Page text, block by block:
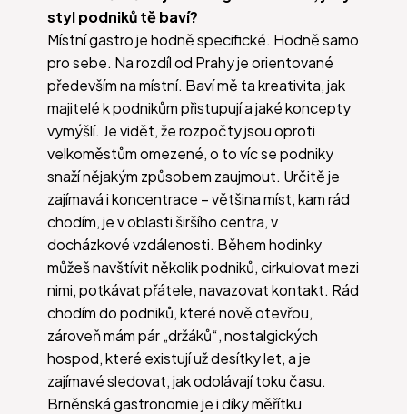
styl podniků tě baví?
Místní gastro je hodně specifické. Hodně samo
pro sebe. Na rozdíl od Prahy je orientované
především na místní. Baví mě ta kreativita, jak
majitelé k podnikům přistupují a jaké koncepty
vymýšlí. Je vidět, že rozpočty jsou oproti
velkoměstům omezené, o to víc se podniky
snaží nějakým způsobem zaujmout. Určitě je
zajímavá i koncentrace – většina míst, kam rád
chodím, je v oblasti širšího centra, v
docházkové vzdálenosti. Během hodinky
můžeš navštívit několik podniků, cirkulovat mezi
nimi, potkávat přátele, navazovat kontakt. Rád
chodím do podniků, které nově otevřou,
zároveň mám pár „držáků“, nostalgických
hospod, které existují už desítky let, a je
zajímavé sledovat, jak odolávají toku času.
Brněnská gastronomie je i díky měřítku